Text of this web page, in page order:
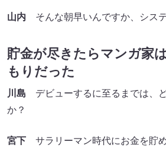
山内 そんな朝早いんですか、シス
貯金が尽きたらマンガ家
もりだった
川島 デビューするに至るまでは、
か？
宮下 サラリーマン時代にお金を貯